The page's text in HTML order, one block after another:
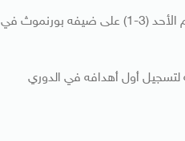
قفز نادي مانشستر سيتي 6 مراكز في جدول ترتيب الدوري الإنجليزي هذا الموسم، بالفوز مساء اليوم الأحد (3-1) على ضيفه بورنموث في
حدود الدقيقة 82، لكن الوقت لم يسعفه لتسجيل أول أهدافه في الدوري